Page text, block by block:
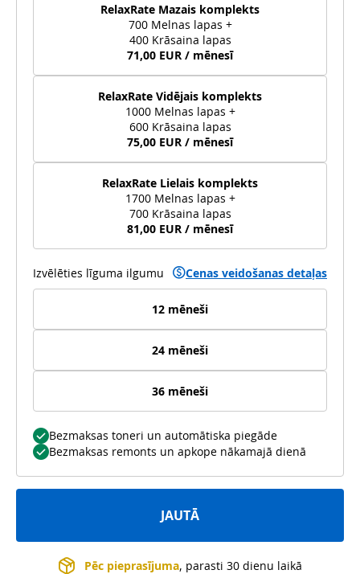
RelaxRate Mazais komplekts
700 Melnas lapas +
400 Krāsaina lapas
71,00 EUR / mēnesī
RelaxRate Vidējais komplekts
1000 Melnas lapas +
600 Krāsaina lapas
75,00 EUR / mēnesī
RelaxRate Lielais komplekts
1700 Melnas lapas +
700 Krāsaina lapas
81,00 EUR / mēnesī
Izvēlēties līguma ilgumu Cenas veidošanas detaļas
12 mēneši
24 mēneši
36 mēneši
Bezmaksas toneri un automātiska piegāde
Bezmaksas remonts un apkope nākamajā dienā
JAUTĀ
Pēc pieprasījuma, parasti 30 dienu laikā